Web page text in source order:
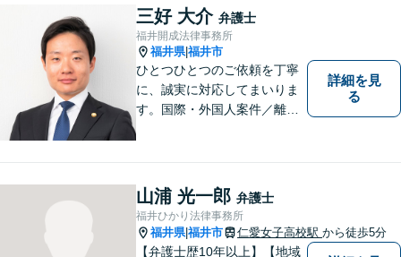
お気軽にご相談ください。
【法テラス利用可】【完全個
室】【夜間・休日面談可】
三好 大介 弁護士
福井開成法律事務所
福井県|福井市
ひとつひとつのご依頼を丁寧
に、誠実に対応してまいりま
す。国際・外国人案件／離
弁護士／借金／相続／交通事
故／刑事弁護・犯罪被害者な
ど、幅広く対応可能。お気軽
にご相談ください。
詳細を見
る
山浦 光一郎 弁護士
福井ひかり法律事務所
福井県|福井市 仁愛女子高校駅 から徒歩5分
【弁護士歴10年以上】【地域